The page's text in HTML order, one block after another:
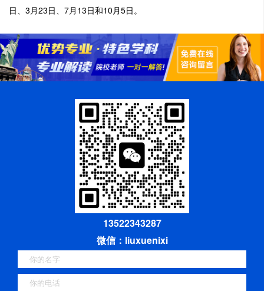
日、3月23日、7月13日和10月5日。
13522343287
微信：liuxuenixi